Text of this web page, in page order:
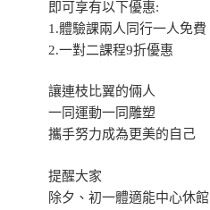
即可享有以下優惠:
1.體驗課兩人同行一人免費
2.一對二課程9折優惠
讓連枝比翼的倆人
一同運動一同雕塑
攜手努力成為更美的自己
提醒大家
除夕、初一體適能中心休館